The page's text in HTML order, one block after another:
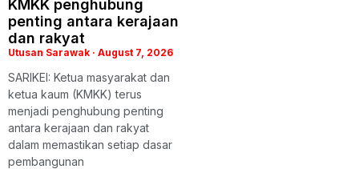
KMKK penghubung
penting antara kerajaan
dan rakyat
Utusan Sarawak August 7, 2026
SARIKEI: Ketua masyarakat dan
ketua kaum (KMKK) terus
menjadi penghubung penting
antara kerajaan dan rakyat
dalam memastikan setiap dasar
pembangunan